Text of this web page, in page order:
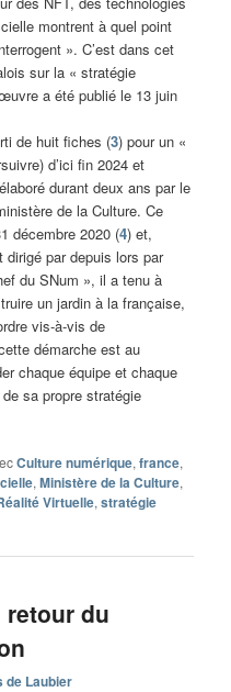
montrent à quel point
». C’est dans cet
sur la « stratégie
a été publié le 13 juin
de huit fiches (3) pour un «
d’ici fin 2024 et
durant deux ans par le
de la Culture. Ce
décembre 2020 (4) et,
dirigé par depuis lors par
du SNum », il a tenu à
un jardin à la française,
vis-à-vis de
démarche est au
chaque équipe et chaque
sa propre stratégie
Culture numérique,france,
,Ministère de la Culture,
Virtuelle,stratégie
retour du
de Laubier